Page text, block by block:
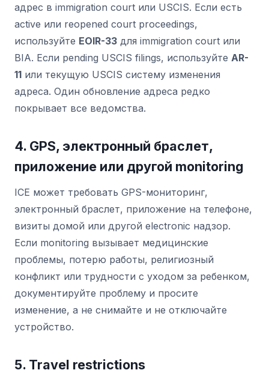
адрес в immigration court или USCIS. Если есть
active или reopened court proceedings,
используйте EOIR-33 для immigration court или
BIA. Если pending USCIS filings, используйте AR-
11 или текущую USCIS систему изменения
адреса. Один обновление адреса редко
покрывает все ведомства.
4. GPS, электронный браслет,
приложение или другой monitoring
ICE может требовать GPS-мониторинг,
электронный браслет, приложение на телефоне,
визиты домой или другой electronic надзор.
Если monitoring вызывает медицинские
проблемы, потерю работы, религиозный
конфликт или трудности с уходом за ребенком,
документируйте проблему и просите
изменение, а не снимайте и не отключайте
устройство.
5. Travel restrictions